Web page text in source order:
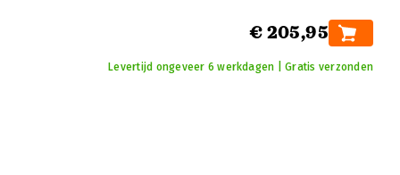
€ 205,95
Levertijd ongeveer 6 werkdagen | Gratis verzonden